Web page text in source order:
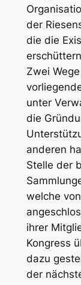
der
die die
Zwei
unter
die
anderen
Stelle der
welche
ihrer
Kongress
dazu
der